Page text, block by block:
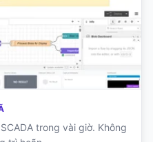
trong vài giờ. Không